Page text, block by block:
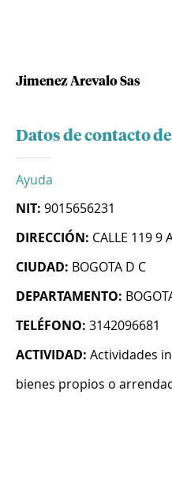
Jimenez Arevalo Sas
Datos de contacto
Ayuda
NIT: 9015656231
DIRECCIÓN: CALLE 119 9
CIUDAD: BOGOTA D C
DEPARTAMENTO:
TELÉFONO: 3142096681
ACTIVIDAD: Actividades
bienes propios o